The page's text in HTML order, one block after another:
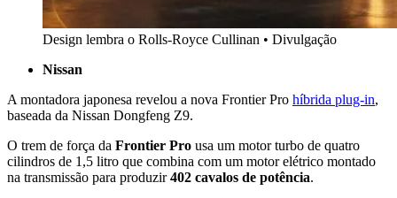
Design lembra o Rolls-Royce Cullinan • Divulgação
Nissan
A montadora japonesa revelou a nova Frontier Pro híbrida plug-in,
baseada da Nissan Dongfeng Z9.
O trem de força da Frontier Pro usa um motor turbo de quatro
cilindros de 1,5 litro que combina com um motor elétrico montado
na transmissão para produzir402 cavalos de potência.